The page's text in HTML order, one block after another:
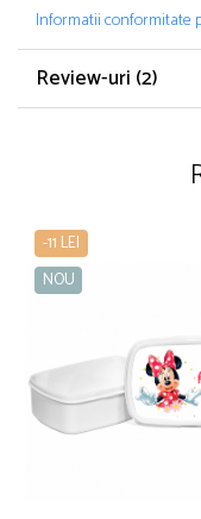
Informatii conformitate
Review-uri (2)
-11 LEI
NOU